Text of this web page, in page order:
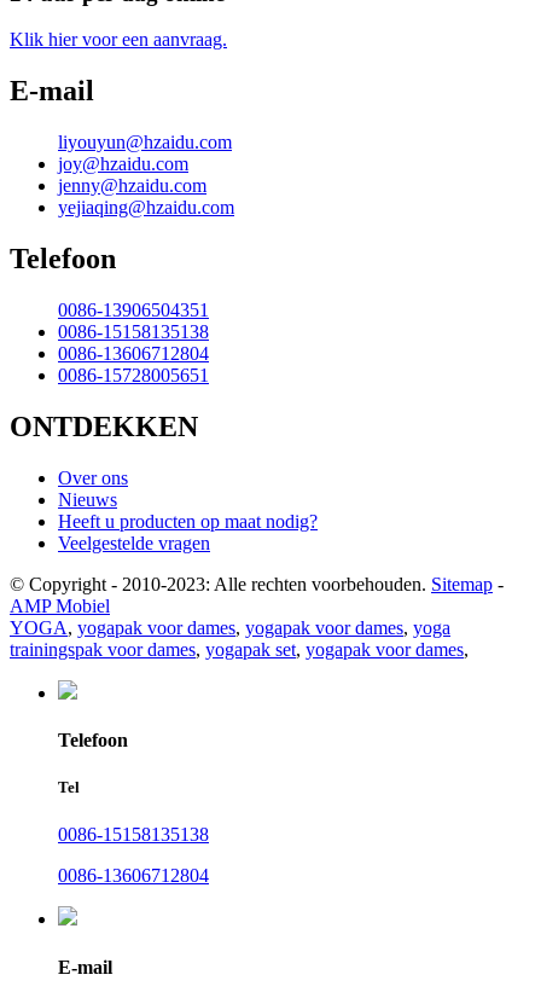
Klik hier voor een aanvraag.
E-mail
liyouyun@hzaidu.com
joy@hzaidu.com
jenny@hzaidu.com
yejiaqing@hzaidu.com
Telefoon
0086-13906504351
0086-15158135138
0086-13606712804
0086-15728005651
ONTDEKKEN
Over ons
Nieuws
Heeft u producten op maat nodig?
Veelgestelde vragen
© Copyright - 2010-2023: Alle rechten voorbehouden. Sitemap -
AMP Mobiel
YOGA, yogapak voor dames, yogapak voor dames, yoga
trainingspak voor dames, yogapak set, yogapak voor dames,
Telefoon
Tel
0086-15158135138
0086-13606712804
E-mail